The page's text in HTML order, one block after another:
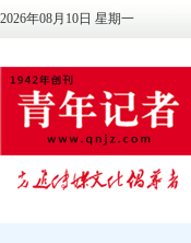
2026年08月10日 星期一